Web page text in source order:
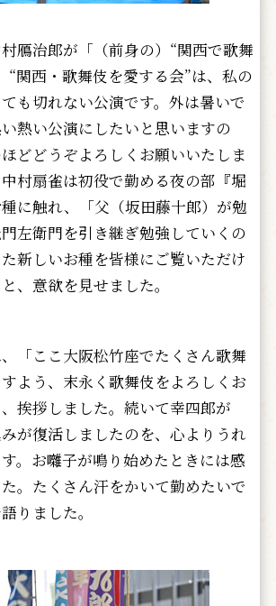
鴈治郎が「（前身の）“関西で歌舞
“関西・歌舞伎を愛する会”は、私の
も切れない公演です。外は暑いで
熱い公演にしたいと思いますの
どどうぞよろしくお願いいたしま
村扇雀は初役で勤める夜の部『堀
に触れ、「父（坂田藤十郎）が勉
左衛門を引き継ぎ勉強していくの
新しいお種を皆様にご覧いただけ
、意欲を見せました。
「ここ大阪松竹座でたくさん歌舞
よう、末永く歌舞伎をよろしくお
挨拶しました。続いて幸四郎が
みが復活しましたのを、心よりうれ
。お囃子が鳴り始めたときには感
。たくさん汗をかいて勤めたいで
りました。